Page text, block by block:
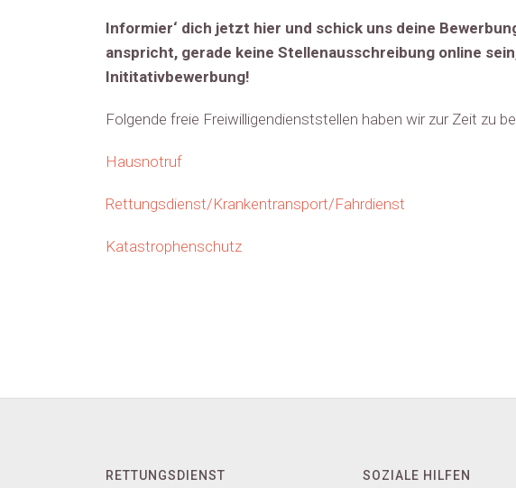
Informier‘ dich jetzt hier und schick uns deine
anspricht, gerade keine Stellenausschreibung online
Inititativbewerbung!
Folgende freie Freiwilligendienststellen haben wir zur Zeit zu
Hausnotruf
Rettungsdienst/Krankentransport/Fahrdienst
Katastrophenschutz
RETTUNGSDIENST SOZIALE HILFEN